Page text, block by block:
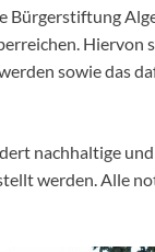
Hiervon
sowie das
nachhaltige
werden. Alle